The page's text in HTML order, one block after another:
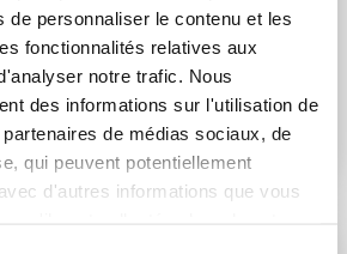
de personnaliser le contenu et les
fonctionnalités relatives aux
notre trafic. Nous
des informations sur l'utilisation de
de médias sociaux, de
qui peuvent potentiellement
d'autres informations que vous
Muriel Eggenspieler
Conseillère Guy Demarle
Gateau aux cerises